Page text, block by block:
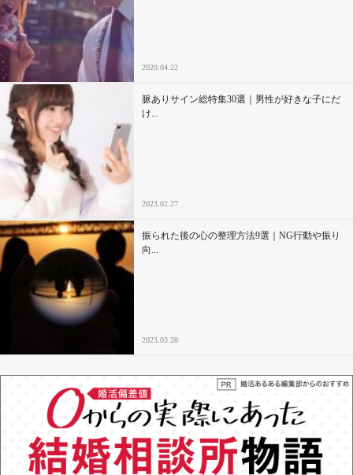
2020.04.22
脈ありサイン総特集30選｜男性が好きな子にだ
け...
2023.02.27
振られた後の心の整理方法9選｜NG行動や振り
向...
2023.03.28